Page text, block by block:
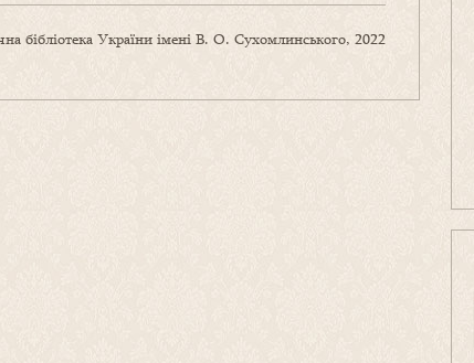
бібліотека України імені В. О. Сухомлинського, 2022